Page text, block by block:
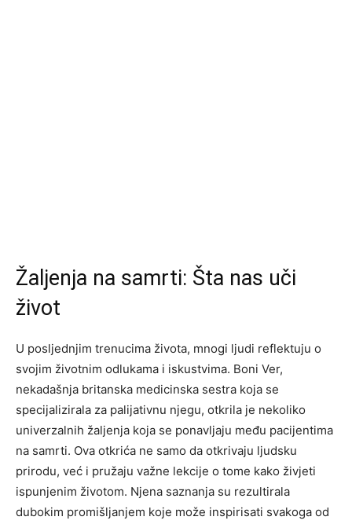
Žaljenja na samrti: Šta nas uči
život
U posljednjim trenucima života, mnogi ljudi reflektuju o
svojim životnim odlukama i iskustvima. Boni Ver,
nekadašnja britanska medicinska sestra koja se
specijalizirala za palijativnu njegu, otkrila je nekoliko
univerzalnih žaljenja koja se ponavljaju među pacijentima
na samrti. Ova otkrića ne samo da otkrivaju ljudsku
prirodu, već i pružaju važne lekcije o tome kako živjeti
ispunjenim životom. Njena saznanja su rezultirala
dubokim promišljanjem koje može inspirisati svakoga od